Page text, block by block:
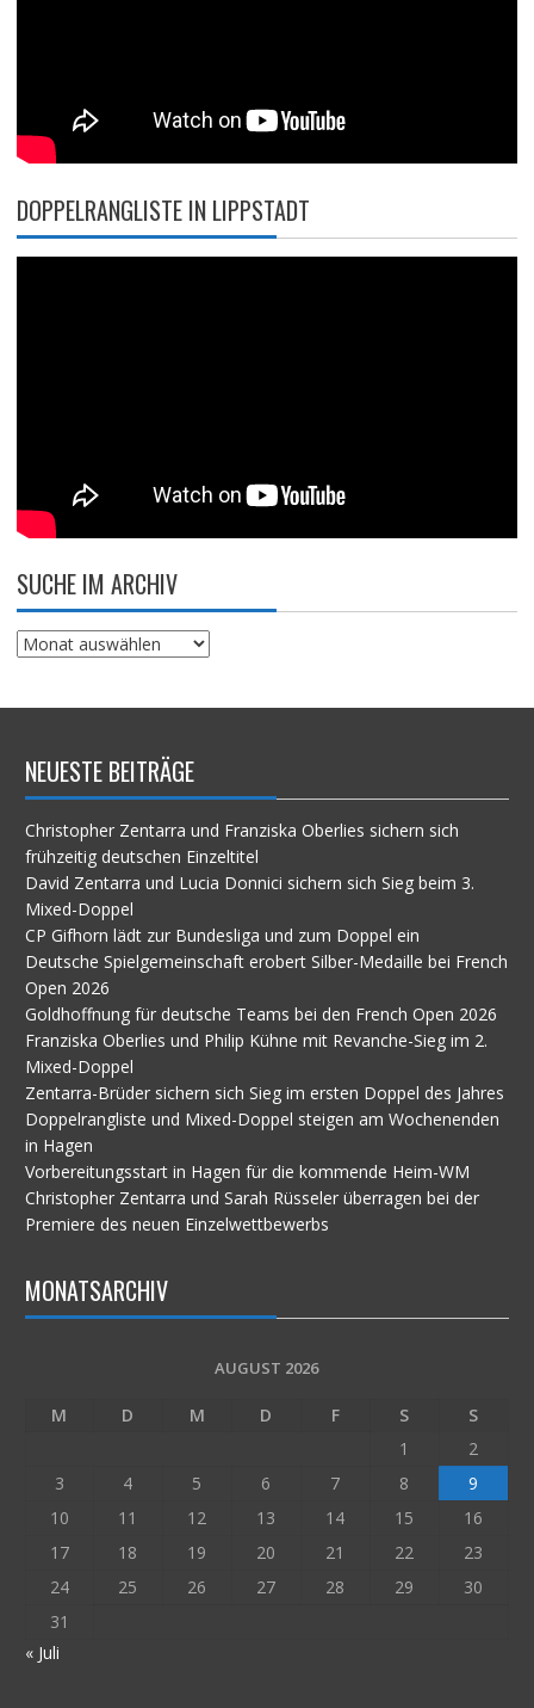
DOPPELRANGLISTE IN LIPPSTADT
SUCHE IM ARCHIV
Suche
NEUESTE BEITRÄGE
Christopher Zentarra und Franziska Oberlies sichern sich
frühzeitig deutschen Einzeltitel
David Zentarra und Lucia Donnici sichern sich Sieg beim 3.
Mixed-Doppel
CP Gifhorn lädt zur Bundesliga und zum Doppel ein
Deutsche Spielgemeinschaft erobert Silber-Medaille bei French
Open 2026
Goldhoffnung für deutsche Teams bei den French Open 2026
Franziska Oberlies und Philip Kühne mit Revanche-Sieg im 2.
Mixed-Doppel
Zentarra-Brüder sichern sich Sieg im ersten Doppel des Jahres
Doppelrangliste und Mixed-Doppel steigen am Wochenenden
in Hagen
Vorbereitungsstart in Hagen für die kommende Heim-WM
Christopher Zentarra und Sarah Rüsseler überragen bei der
Premiere des neuen Einzelwettbewerbs
MONATSARCHIV
AUGUST 2026
M D M D F S
S
1
2
3
4 5 6 7 8
9
10
11 12 13 14 15
16
17
18 19 20 21 22
23
24
25 26 27 28 29
30
31
« Juli